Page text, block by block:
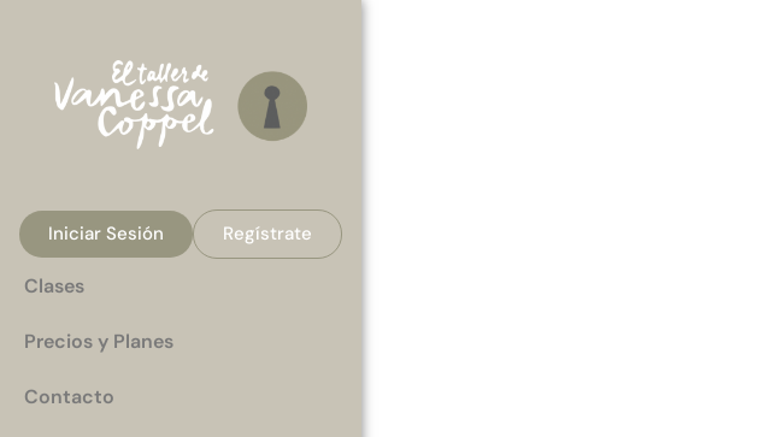
Iniciar Sesión Regístrate
Clases
Precios y Planes
Contacto